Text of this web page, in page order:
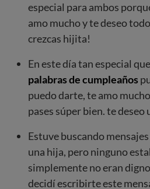
especial para ambos
amo mucho y te deseo
crezcas hijita!
En este día tan especial
palabras de cumpleaños
puedo darte, te amo
pases súper bien. te
Estuve buscando
una hija, pero ninguno
simplemente no eran
decidí escribirte este